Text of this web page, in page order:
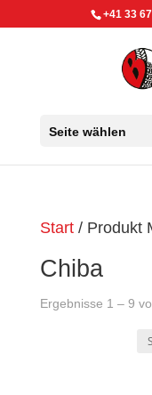
+41 33
Seite wählen
Start/ Produkt
Chiba
Ergebnisse 1 – 9